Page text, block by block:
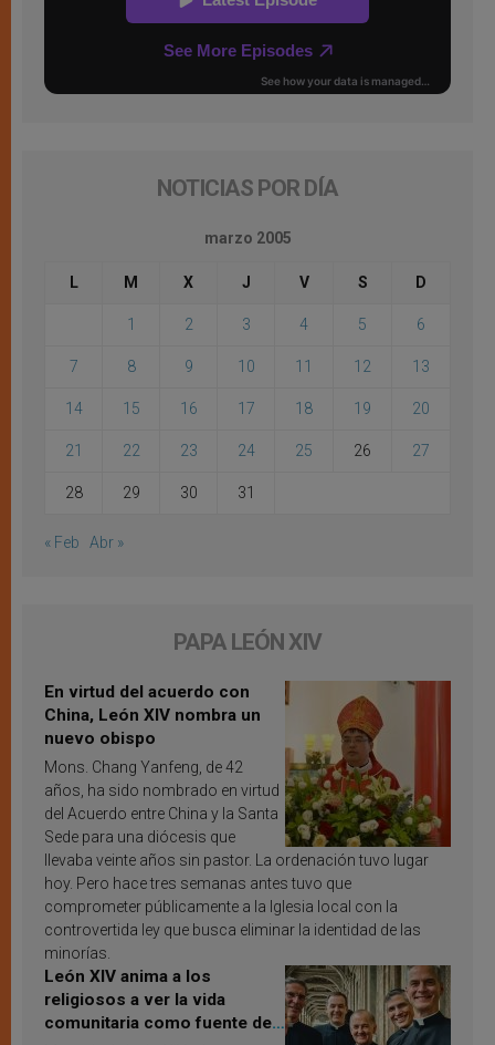
NOTICIAS POR DÍA
marzo 2005
L M X J V S D
1 2 3 4 5 6
7 8 9 10 11 12 13
14 15 16 17 18 19 20
21 22 23 24 25 26 27
28 29 30 31
« Feb Abr »
PAPA LEÓN XIV
En virtud del acuerdo con
China, León XIV nombra un
nuevo obispo
Mons. Chang Yanfeng, de 42
años, ha sido nombrado en virtud
del Acuerdo entre China y la Santa
Sede para una diócesis que
llevaba veinte años sin pastor. La ordenación tuvo lugar
hoy. Pero hace tres semanas antes tuvo que
comprometer públicamente a la Iglesia local con la
controvertida ley que busca eliminar la identidad de las
minorías.
León XIV anima a los
religiosos a ver la vida
comunitaria como fuente de